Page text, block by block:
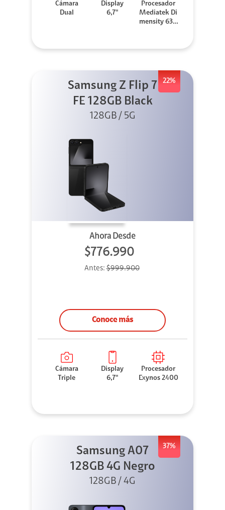
Cámara
Dual
Display
6,7"
Procesador
Mediatek Di
mensity 630
22%
Samsung Z Flip 7
FE 128GB Black
128GB / 5G
Ahora Desde
$776.990
Antes:$999.900
Conoce más
Cámara
Triple
Display
6,7"
Procesador
Exynos 2400
37%
Samsung A07
128GB 4G Negro
128GB / 4G